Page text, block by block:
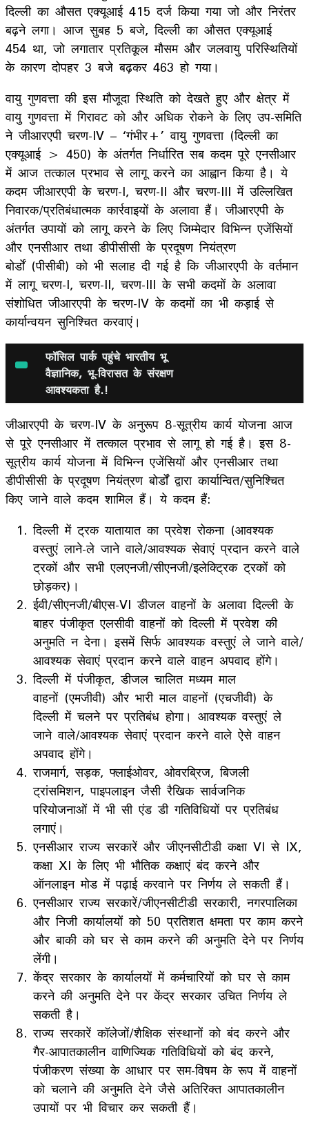
दिल्ली का औसत एक्यूआई 415 दर्ज किया गया जो और निरंतर
बढ़ने लगा। आज सुबह 5 बजे, दिल्ली का औसत एक्यूआई
454 था, जो लगातार प्रतिकूल मौसम और जलवायु परिस्थितियों
के कारण दोपहर 3 बजे बढ़कर 463 हो गया।
वायु गुणवत्ता की इस मौजूदा स्थिति को देखते हुए और क्षेत्र में
वायु गुणवत्ता में गिरावट को और अधिक रोकने के लिए उप-समिति
ने जीआरएपी चरण-IV – ‘गंभीर+’ वायु गुणवत्ता (दिल्ली का
एक्यूआई > 450) के अंतर्गत निर्धारित सब कदम पूरे एनसीआर
में आज तत्काल प्रभाव से लागू करने का आह्वान किया है। ये
कदम जीआरएपी के चरण-I, चरण-II और चरण-III में उल्लिखित
निवारक/प्रतिबंधात्मक कार्रवाइयों के अलावा हैं। जीआरएपी के
अंतर्गत उपायों को लागू करने के लिए जिम्मेदार विभिन्न एजेंसियों
और एनसीआर तथा डीपीसीसी के प्रदूषण नियंत्रण
बोर्डों (पीसीबी) को भी सलाह दी गई है कि जीआरएपी के वर्तमान
में लागू चरण-I, चरण-II, चरण-III के सभी कदमों के अलावा
संशोधित जीआरएपी के चरण-IV के कदमों का भी कड़ाई से
कार्यान्वयन सुनिश्चित करवाएं।
फॉसिल पार्क पहुंचे भारतीय भू
वैज्ञानिक, भू-विरासत के संरक्षण
आवश्यकता है.!
जीआरएपी के चरण-IV के अनुरूप 8-सूत्रीय कार्य योजना आज
से पूरे एनसीआर में तत्काल प्रभाव से लागू हो गई है। इस 8-
सूत्रीय कार्य योजना में विभिन्न एजेंसियों और एनसीआर तथा
डीपीसीसी के प्रदूषण नियंत्रण बोर्डों द्वारा कार्यान्वित/सुनिश्चित
किए जाने वाले कदम शामिल हैं। ये कदम हैं:
दिल्ली में ट्रक यातायात का प्रवेश रोकना (आवश्यक
वस्तुएं लाने-ले जाने वाले/आवश्यक सेवाएं प्रदान करने वाले
ट्रकों और सभी एलएनजी/सीएनजी/इलेक्ट्रिक ट्रकों को
छोड़कर)।
ईवी/सीएनजी/बीएस-VI डीजल वाहनों के अलावा दिल्ली के
बाहर पंजीकृत एलसीवी वाहनों को दिल्ली में प्रवेश की
अनुमति न देना। इसमें सिर्फ आवश्यक वस्तुएं ले जाने वाले/
आवश्यक सेवाएं प्रदान करने वाले वाहन अपवाद होंगे।
दिल्ली में पंजीकृत, डीजल चालित मध्यम माल
वाहनों (एमजीवी) और भारी माल वाहनों (एचजीवी) के
दिल्ली में चलने पर प्रतिबंध होगा। आवश्यक वस्तुएं ले
जाने वाले/आवश्यक सेवाएं प्रदान करने वाले ऐसे वाहन
अपवाद होंगे।
राजमार्ग, सड़क, फ्लाईओवर, ओवरब्रिज, बिजली
ट्रांसमिशन, पाइपलाइन जैसी रैखिक सार्वजनिक
परियोजनाओं में भी सी एंड डी गतिविधियों पर प्रतिबंध
लगाएं।
एनसीआर राज्य सरकारें और जीएनसीटीडी कक्षा VI से IX,
कक्षा XI के लिए भी भौतिक कक्षाएं बंद करने और
ऑनलाइन मोड में पढ़ाई करवाने पर निर्णय ले सकती हैं।
एनसीआर राज्य सरकारें/जीएनसीटीडी सरकारी, नगरपालिका
और निजी कार्यालयों को 50 प्रतिशत क्षमता पर काम करने
और बाकी को घर से काम करने की अनुमति देने पर निर्णय
लेंगी।
केंद्र सरकार के कार्यालयों में कर्मचारियों को घर से काम
करने की अनुमति देने पर केंद्र सरकार उचित निर्णय ले
सकती है।
राज्य सरकारें कॉलेजों/शैक्षिक संस्थानों को बंद करने और
गैर-आपातकालीन वाणिज्यिक गतिविधियों को बंद करने,
पंजीकरण संख्या के आधार पर सम-विषम के रूप में वाहनों
को चलाने की अनुमति देने जैसे अतिरिक्त आपातकालीन
उपायों पर भी विचार कर सकती हैं।